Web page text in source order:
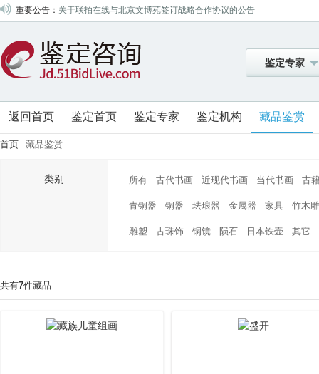
重要公告： 关于联拍在线与北京文博苑签订战略合作协议的公告
关于联拍在线与山东昆廷签订战略合作协议的公告
关于联拍在线与中鸿信签订战略合作协议的公告
关于联拍在线与四川梦虎签订战略合作协议的公告
关于联拍在线与山东翰德签订战略合作协议的公告
关于联拍在线与北京盈昌国际签订战略合作协议的公告
关于联拍在线与深圳大芬艺海签订战略合作协议的公告
关于联拍在线与北京盛世元典签订战略合作协议的公告
关于联拍在线与北京金仕德签订战略合作协议的公告
鉴定专家
返回首页 鉴定首页 鉴定专家 鉴定机构 藏品鉴赏
首页 - 藏品鉴赏
类别 所有 古代书画 近现代书画 当代书画 古
青铜器 铜器 珐琅器 金属器 家具 竹木雕
雕塑 古珠饰 铜镜 陨石 日本铁壶 其它
共有7件藏品